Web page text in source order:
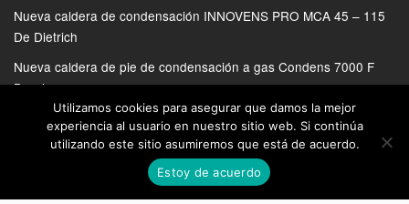
Nueva caldera de condensación INNOVENS PRO MCA 45 – 115
De Dietrich
Nueva caldera de pie de condensación a gas Condens 7000 F
Bosch
© 2020 | SERVICIO TECNICO DE CALDERAS EN MADRID
BLOG
Utilizamos cookies para asegurar que damos la mejor
experiencia al usuario en nuestro sitio web. Si continúa
utilizando este sitio asumiremos que está de acuerdo.
Estoy de acuerdo